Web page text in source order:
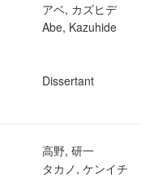
アベ, カズヒデ
Abe, Kazuhide
Dissertant
高野, 研一
タカノ, ケンイチ